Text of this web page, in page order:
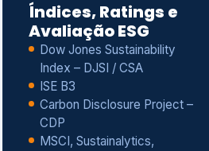
Índices, Ratings e
Avaliação ESG
Dow Jones Sustainability
Index – DJSI / CSA
ISE B3
Carbon Disclosure Project –
CDP
MSCI, Sustainalytics,